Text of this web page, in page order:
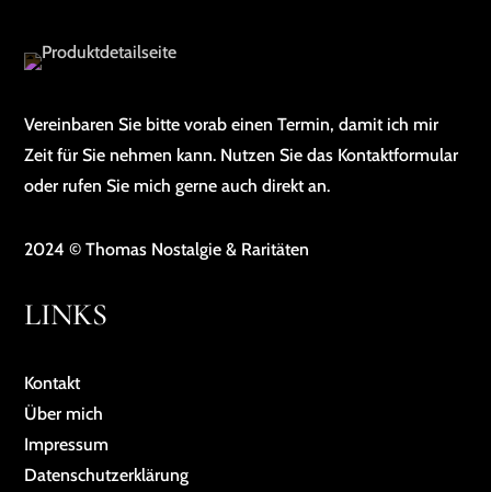
Vereinbaren Sie bitte vorab einen Termin, damit ich mir
Zeit für Sie nehmen kann. Nutzen Sie das Kontaktformular
oder rufen Sie mich gerne auch direkt an.
2024 © Thomas Nostalgie & Raritäten
LINKS
Kontakt
Über mich
Impressum
Da­ten­schutz­er­klä­rung